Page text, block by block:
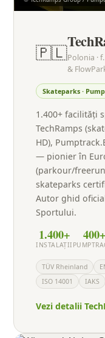
🇵🇱Polonia ·
&
Skateparks ·
1.400+ facilități
TechRamps
HD),
— pionier în
(parkour/
skateparks
Autor ghid
Sportului.
1.400+
INSTALAȚII
400+
TÜV Rheinland
ISO 14001
IAKS
Vezi detalii